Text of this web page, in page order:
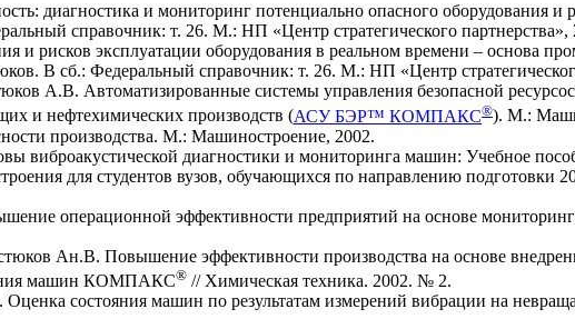
диагностика и мониторинг потенциально опасного оборудования и
справочник: т. 26. М.: НП «Центр стратегического партнерства»,
и рисков эксплуатации оборудования в реальном времени – основа
В сб.: Федеральный справочник: т. 26. М.: НП «Центр
А.В. Автоматизированные системы управления безопасной
и нефтехимических производств (АСУ БЭР™ КОМПАКС®). М.:
производства. М.: Машиностроение, 2002.
виброакустической диагностики и мониторинга машин: Учебное
для студентов вузов, обучающихся по направлению подготовки
операционной эффективности предприятий на основе
Ан.В. Повышение эффективности производства на основе
машин КОМПАКС® // Химическая техника. 2002. № 2.
состояния машин по результатам измерений вибрации на